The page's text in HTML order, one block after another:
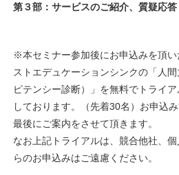
第３部：サービスのご紹介、質疑応答
※本セミナー参加後にお申込みを頂
ストエデュケーションシンクの「人
ピテンシー診断）」を無料でトライ
しております。（先着30名）お申込
最後にご案内をさせて頂きます。
なお上記トライアルは、競合他社、
らのお申込みはご遠慮ください。